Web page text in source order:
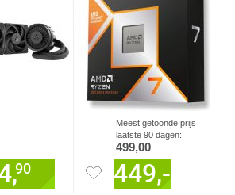
90
Meest getoonde prijs
laatste 90 dagen:
499,00
449,-